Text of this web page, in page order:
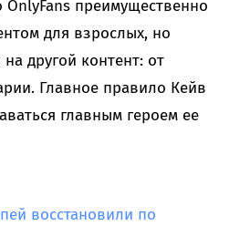
OnlyFans преимущественно
для взрослых, но
другой контент: от
Главное правило Кейв
главным героем ее
восстановили по